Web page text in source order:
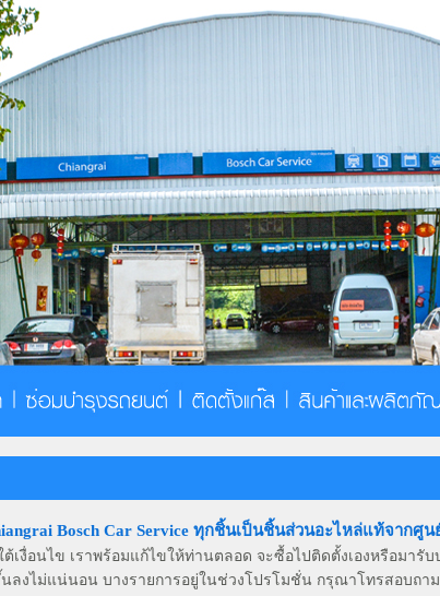
Bosch Car Service ทุกชิ้นเป็นชิ้นส่วนอะไหล่แท้จากศูน
เงื่อนไข เราพร้อมแก้ไขให้ท่านตลอด จะซื้อไปติดตั้งเองหรือมารั
งไม่แน่นอน บางรายการอยู่ในช่วงโปรโมชั่น กรุณาโทรสอบถา